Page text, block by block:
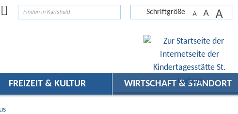
Schriftgröße A A A
FREIZEIT & KULTUR WIRTSCHAFT & STANDORT